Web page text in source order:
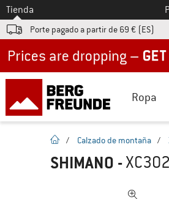
A la
Tienda
Porte pagado a partir de 69 € (ES)
Ropa
la pagina de inicio
/ Calzado de montaña /
SHIMANO -